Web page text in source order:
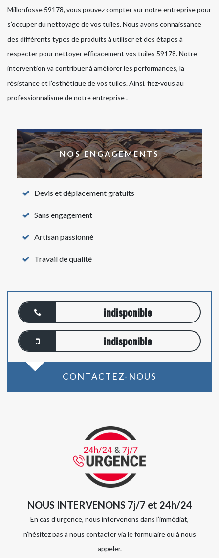
Millonfosse 59178, vous pouvez compter sur notre entreprise pour
s’occuper du nettoyage de vos tuiles. Nous avons connaissance
des différents types de produits à utiliser et des étapes à
respecter pour nettoyer efficacement vos tuiles 59178. Notre
intervention va contribuer à améliorer les performances, la
résistance et l’esthétique de vos tuiles. Ainsi, fiez-vous au
professionnalisme de notre entreprise .
NOS ENGAGEMENTS
Devis et déplacement gratuits
Sans engagement
Artisan passionné
Travail de qualité
indisponible
indisponible
CONTACTEZ-NOUS
NOUS INTERVENONS 7j/7 et 24h/24
En cas d’urgence, nous intervenons dans l’immédiat,
n’hésitez pas à nous contacter via le formulaire ou à nous
appeler.